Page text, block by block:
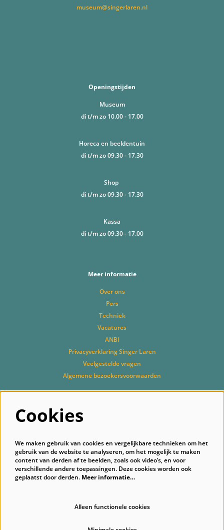
museum@singerlaren.nl
Openingstijden
Museum
di t/m zo 10.00 - 17.00
Horeca en beeldentuin
di t/m zo 09.30 - 17.30
Shop
di t/m zo 09.30 - 17.30
Kassa
di t/m zo 09.30 - 17.00
Meer informatie
Over ons
Pers
Techniek
Vacatures
ANBI
Privacyverklaring Singer Laren
Veelgestelde vragen
Algemene bezoekersvoorwaarden
Cookies
We maken gebruik van cookies en vergelijkbare technieken om het
gebruik van de website te analyseren, om het mogelijk te maken
content van derden af te beelden, zoals ook video’s, en voor
verschillende andere toepassingen. Deze cookies worden ook
geplaatst door derden. Meer informatie…
Alleen functionele cookies